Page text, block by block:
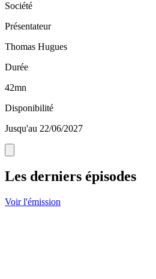
Société
Présentateur
Thomas Hugues
Durée
42mn
Disponibilité
Jusqu'au 22/06/2027
Les derniers épisodes
Voir l'émission